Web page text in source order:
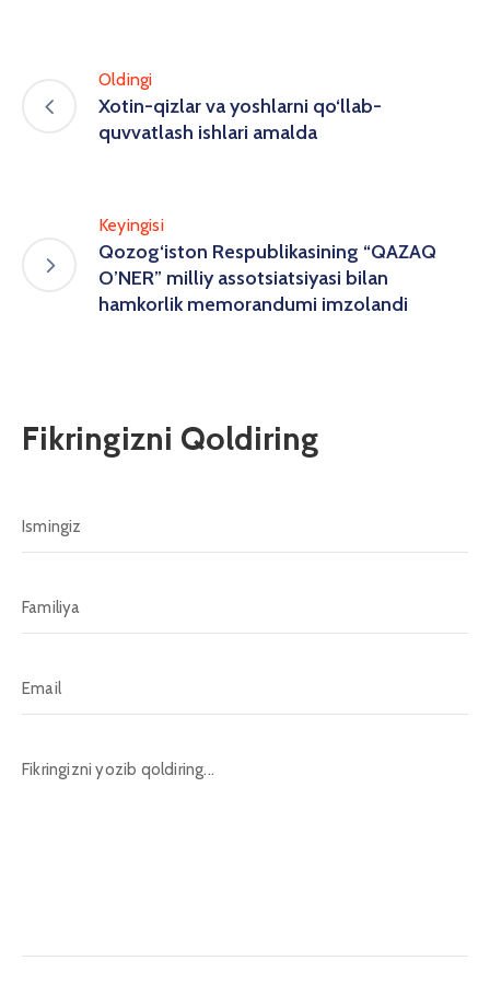
Oldingi
Xotin-qizlar va yoshlarni qo‘llab-
quvvatlash ishlari amalda
Keyingisi
Qozog‘iston Respublikasining “QAZAQ
O’NER” milliy assotsiatsiyasi bilan
hamkorlik memorandumi imzolandi
Fikringizni Qoldiring